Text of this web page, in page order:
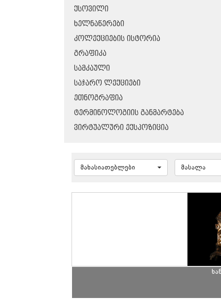
ᲥᲡᲝᲕᲘᲚᲘ
ᲮᲔᲚᲜᲐᲬᲔᲠᲔᲑᲘ
ᲙᲝᲚᲔᲥᲪᲘᲔᲑᲘᲡ ᲘᲡᲢᲝᲠᲘᲐ
ᲒᲠᲐᲤᲘᲙᲐ
ᲡᲐᲛᲙᲐᲣᲚᲘ
ᲡᲐᲯᲐᲠᲝ ᲚᲔᲥᲪᲘᲔᲑᲘ
ᲔᲗᲜᲝᲒᲠᲐᲤᲘᲐ
ᲢᲔᲠᲛᲘᲜᲝᲚᲝᲒᲘᲘᲡ ᲒᲐᲜᲛᲐᲠᲢᲔᲑᲐ
ᲕᲘᲠᲢᲣᲐᲚᲣᲠᲘ ᲔᲥᲡᲞᲝᲖᲘᲪᲘᲐ
მახასიათებლები მასალა